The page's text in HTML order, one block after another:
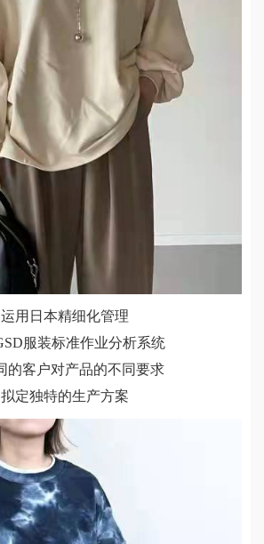
运用日本精细化管理
服装标准作业分析系统
的客户对产品的不同要求
拟定独特的生产方案